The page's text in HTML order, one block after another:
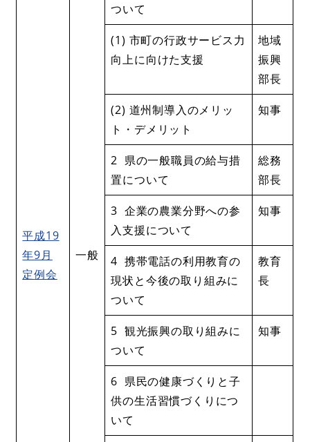
平成19
年9月
定例会
一般
ついて
(1) 市町の行政サービス力
向上に向けた支援
地域
振興
部長
(2) 道州制導入のメリッ
ト・デメリット
知事
2 県の一般職員の給与措
置について
総務
部長
3 企業の農業分野への参
入支援について
知事
4 携帯電話の利用教育の
現状と今後の取り組みに
ついて
教育
長
5 観光振興の取り組みに
ついて
知事
6 県民の健康づくりと子
供の生活習慣づくりにつ
いて